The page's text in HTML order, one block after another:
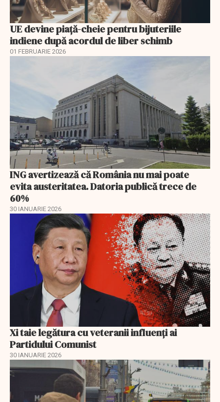
UE devine piață-cheie pentru bijuteriile
indiene după acordul de liber schimb
01 FEBRUARIE 2026
ING avertizează că România nu mai poate
evita austeritatea. Datoria publică trece de
60%
30 IANUARIE 2026
Xi taie legătura cu veteranii influenți ai
Partidului Comunist
30 IANUARIE 2026